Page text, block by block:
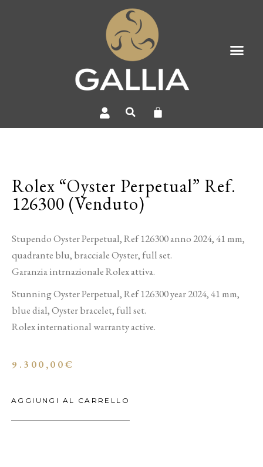
Rolex “Oyster Perpetual” Ref.
126300 (Venduto)
Stupendo Oyster Perpetual, Ref 126300 anno 2024, 41 mm,
quadrante blu, bracciale Oyster, full set.
Garanzia intrnazionale Rolex attiva.
Stunning Oyster Perpetual, Ref 126300 year 2024, 41 mm,
blue dial, Oyster bracelet, full set.
Rolex international warranty active.
9.300,00€
AGGIUNGI AL CARRELLO